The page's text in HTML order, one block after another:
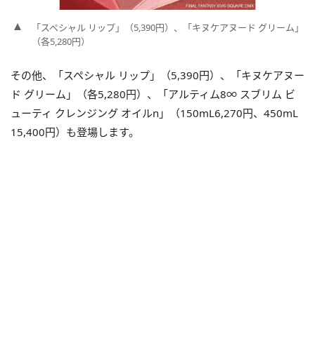
「スペシャル リップ」（5,390円）、「キヌケアヌード グリーム」
（各5,280円）
その他、「スペシャル リップ」（5,390円）、「キヌケアヌー
ド グリーム」（各5,280円）、「アルティム8∞ スブリム ビ
ューティ クレンジング オイルn」（150mL6,270円、450mL
15,400円）も登場します。